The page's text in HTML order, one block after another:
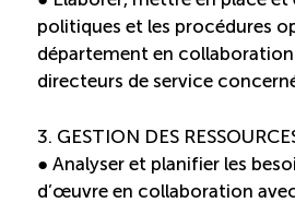
Initiatives
Diagnostic Nord-du-Québec
politiques et les procédures
département en collaboration
directeurs de service
3. GESTION DES
● Analyser et planifier les
d’œuvre en collaboration